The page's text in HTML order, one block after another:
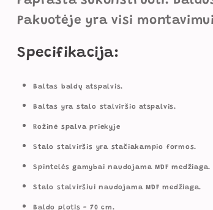
Pakuotėje yra visi
Specifikacija:
Baltas baldų atspalvis.
Baltas yra stalo stalviršio atspalvis.
Rožinė spalva priekyje
Stalo stalviršis yra stačiakampio formos.
Spintelės gamybai naudojama MDF medžiaga.
Stalo stalviršiui naudojama MDF medžiaga.
Baldo plotis - 70 cm.